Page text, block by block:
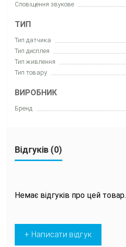
Сповіщення звукове
ТИП
Тип датчика
Тип дисплея
Тип живлення
Тип товару
ВИРОБНИК
Бренд
Відгуків (0)
Немає відгуків про цей товар.
+ Написати відгук